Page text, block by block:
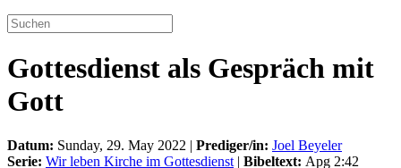
Gottesdienst als Gespräch mit
Gott
Datum: Sunday, 29. May 2022 | Prediger/in: Joel Beyeler
Serie: Wir leben Kirche im Gottesdienst | Bibeltext: Apg 2:42